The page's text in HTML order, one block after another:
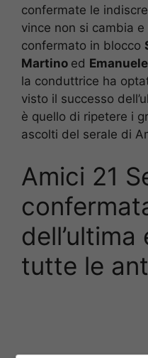
confermate le
vince non si cambia e
confermato in blocco
Martino ed
la conduttrice ha
visto il successo
è quello di ripetere i
ascolti del serale di
Amici 21
tutte le